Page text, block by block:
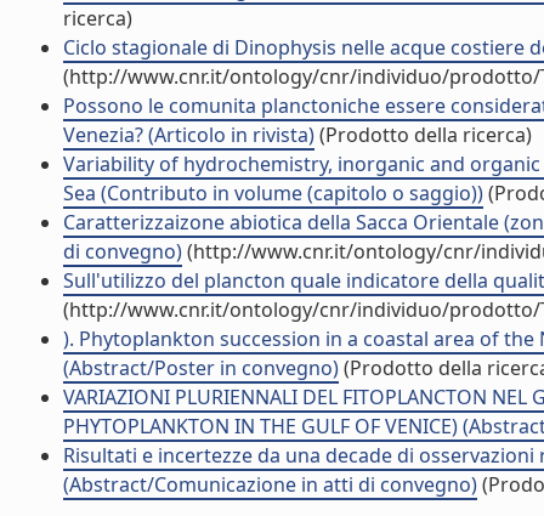
ricerca)
Ciclo stagionale di Dinophysis nelle acque costiere
(http://www.cnr.it/ontology/cnr/individuo/prodotto/
Possono le comunita planctoniche essere
Venezia? (Articolo in rivista)(Prodotto della ricerca)
Variability of hydrochemistry, inorganic and
Sea (Contributo in volume (capitolo o saggio))
Caratterizzaizone abiotica della Sacca Orientale
di convegno)(http://www.cnr.it/ontology/cnr/
Sull'utilizzo del plancton quale indicatore della
(http://www.cnr.it/ontology/cnr/individuo/prodotto/
). Phytoplankton succession in a coastal area of
(Abstract/Poster in convegno)(Prodotto della
VARIAZIONI PLURIENNALI DEL FITOPLANCTON NEL
PHYTOPLANKTON IN THE GULF OF VENICE)
Risultati e incertezze da una decade di
(Abstract/Comunicazione in atti di convegno)